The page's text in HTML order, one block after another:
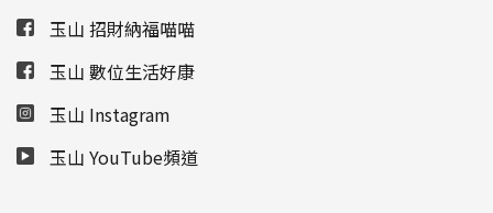
玉山 招財納福喵喵
玉山 數位生活好康
玉山 Instagram
玉山 YouTube頻道